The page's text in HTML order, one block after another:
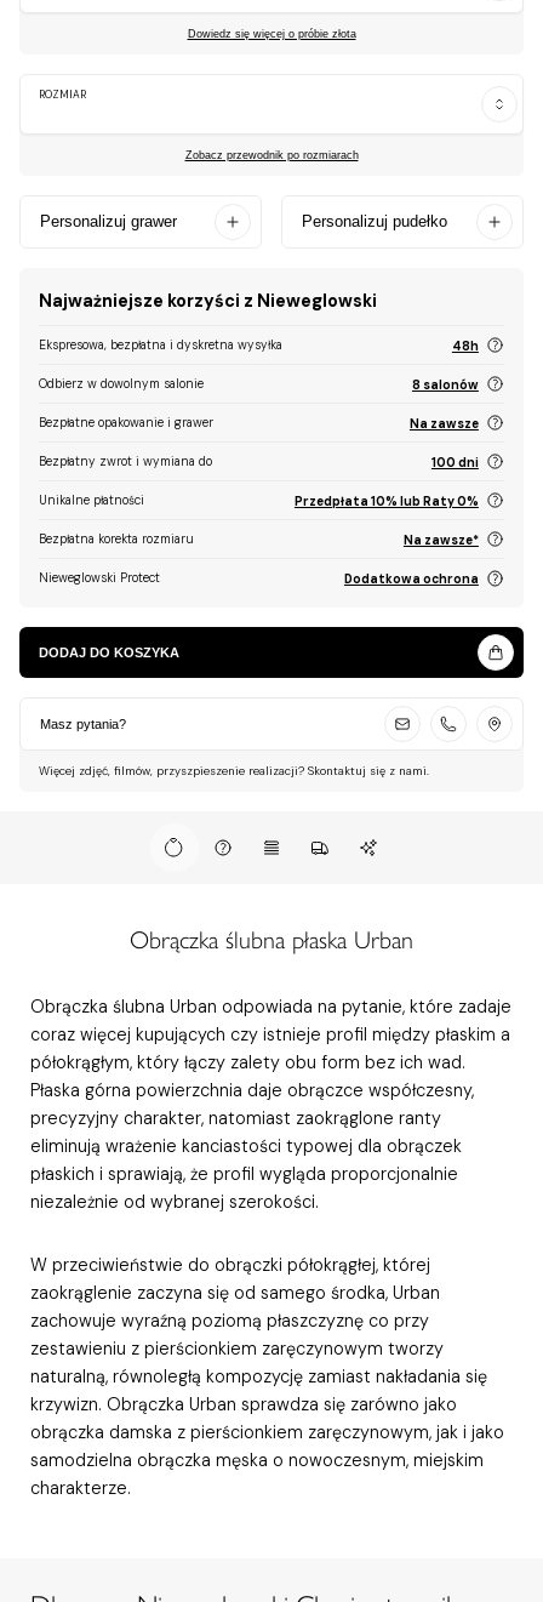
Dowiedz się więcej o próbie złota
ROZMIAR
Zobacz przewodnik po rozmiarach
Personalizuj grawer Personalizuj pudełko
Najważniejsze korzyści z Nieweglowski
Ekspresowa, bezpłatna i dyskretna wysyłka 48h
Odbierz w dowolnym salonie 8 salonów
Bezpłatne opakowanie i grawer Na zawsze
Bezpłatny zwrot i wymiana do 100 dni
Unikalne płatności Przedpłata 10% lub Raty 0%
Bezpłatna korekta rozmiaru Na zawsze*
Nieweglowski Protect Dodatkowa ochrona
DODAJ DO KOSZYKA
Masz pytania?
Więcej zdjęć, filmów, przyszpieszenie realizacji? Skontaktuj się z nami.
Obrączka ślubna płaska Urban
Obrączka ślubna Urban odpowiada na pytanie, które zadaje
coraz więcej kupujących czy istnieje profil między płaskim a
półokrągłym, który łączy zalety obu form bez ich wad.
Płaska górna powierzchnia daje obrączce współczesny,
precyzyjny charakter, natomiast zaokrąglone ranty
eliminują wrażenie kanciastości typowej dla obrączek
płaskich i sprawiają, że profil wygląda proporcjonalnie
niezależnie od wybranej szerokości.
W przeciwieństwie do obrączki półokrągłej, której
zaokrąglenie zaczyna się od samego środka, Urban
zachowuje wyraźną poziomą płaszczyznę co przy
zestawieniu z pierścionkiem zaręczynowym tworzy
naturalną, równoległą kompozycję zamiast nakładania się
krzywizn. Obrączka Urban sprawdza się zarówno jako
obrączka damska z pierścionkiem zaręczynowym, jak i jako
samodzielna obrączka męska o nowoczesnym, miejskim
charakterze.